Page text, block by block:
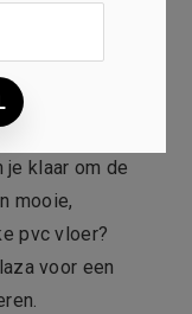
meer kijken dan
praktijken te
klaar om de
mooie,
pvc vloer?
voor een